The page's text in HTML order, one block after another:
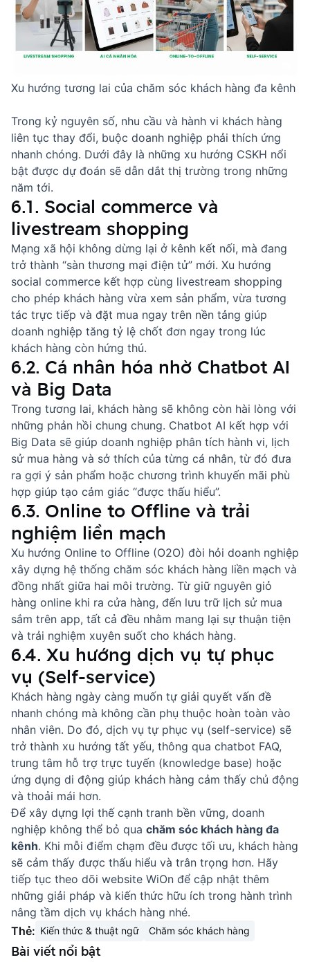
Xu hướng tương lai của chăm sóc khách hàng đa kênh
Trong kỷ nguyên số, nhu cầu và hành vi khách hàng
liên tục thay đổi, buộc doanh nghiệp phải thích ứng
nhanh chóng. Dưới đây là những xu hướng CSKH nổi
bật được dự đoán sẽ dẫn dắt thị trường trong những
năm tới.
6.1. Social commerce và
livestream shopping
Mạng xã hội không dừng lại ở kênh kết nối, mà đang
trở thành “sàn thương mại điện tử” mới. Xu hướng
social commerce kết hợp cùng livestream shopping
cho phép khách hàng vừa xem sản phẩm, vừa tương
tác trực tiếp và đặt mua ngay trên nền tảng giúp
doanh nghiệp tăng tỷ lệ chốt đơn ngay trong lúc
khách hàng còn hứng thú.
6.2. Cá nhân hóa nhờ Chatbot AI
và Big Data
Trong tương lai, khách hàng sẽ không còn hài lòng với
những phản hồi chung chung. Chatbot AI kết hợp với
Big Data sẽ giúp doanh nghiệp phân tích hành vi, lịch
sử mua hàng và sở thích của từng cá nhân, từ đó đưa
ra gợi ý sản phẩm hoặc chương trình khuyến mãi phù
hợp giúp tạo cảm giác “được thấu hiểu”.
6.3. Online to Offline và trải
nghiệm liền mạch
Xu hướng Online to Offline (O2O) đòi hỏi doanh nghiệp
xây dựng hệ thống chăm sóc khách hàng liền mạch và
đồng nhất giữa hai môi trường. Từ giữ nguyên giỏ
hàng online khi ra cửa hàng, đến lưu trữ lịch sử mua
sắm trên app, tất cả đều nhằm mang lại sự thuận tiện
và trải nghiệm xuyên suốt cho khách hàng.
6.4. Xu hướng dịch vụ tự phục
vụ (Self-service)
Khách hàng ngày càng muốn tự giải quyết vấn đề
nhanh chóng mà không cần phụ thuộc hoàn toàn vào
nhân viên. Do đó, dịch vụ tự phục vụ (self-service) sẽ
trở thành xu hướng tất yếu, thông qua chatbot FAQ,
trung tâm hỗ trợ trực tuyến (knowledge base) hoặc
ứng dụng di động giúp khách hàng cảm thấy chủ động
và thoải mái hơn.
Để xây dựng lợi thế cạnh tranh bền vững, doanh
nghiệp không thể bỏ qua chăm sóc khách hàng đa
kênh. Khi mỗi điểm chạm đều được tối ưu, khách hàng
sẽ cảm thấy được thấu hiểu và trân trọng hơn. Hãy
tiếp tục theo dõi website WiOn để cập nhật thêm
những giải pháp và kiến thức hữu ích trong hành trình
nâng tầm dịch vụ khách hàng nhé.
Thẻ: Kiến thức & thuật ngữ Chăm sóc khách hàng
Bài viết nổi bật